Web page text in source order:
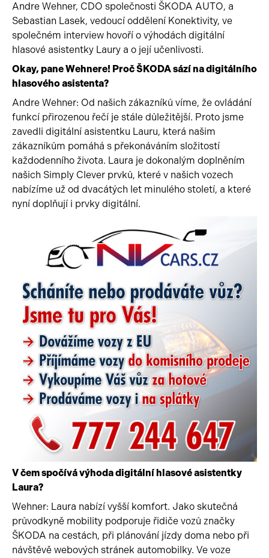
Andre Wehner, CDO společnosti ŠKODA AUTO, a
Sebastian Lasek, vedoucí oddělení Konektivity, ve
společném interview hovoří o výhodách digitální
hlasové asistentky Laury a o její učenlivosti.
Okay, pane Wehnere! Proč ŠKODA sází na digitálního
hlasového asistenta?
Andre Wehner: Od našich zákazníků víme, že ovládání
funkcí přirozenou řečí je stále důležitější. Proto jsme
zavedli digitální asistentku Lauru, která našim
zákazníkům pomáhá s překonáváním složitostí
každodenního života. Laura je dokonalým doplněním
našich Simply Clever prvků, které v našich vozech
nabízíme už od dvacátých let minulého století, a které
nyní doplňují i prvky digitální.
V čem spočívá výhoda digitální hlasové asistentky
Laura?
Wehner: Laura nabízí vyšší komfort. Jako skutečná
průvodkyně mobility podporuje řidiče vozů značky
ŠKODA na cestách, při plánování jízdy doma nebo při
návštěvě webových stránek automobilky. Ve voze